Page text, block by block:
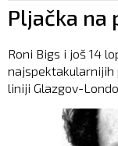
Pljačka na
Roni Bigs i još 14
najspektakularnijih
liniji Glazgov-